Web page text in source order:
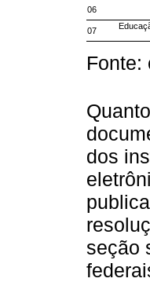
06
07
Fonte:
dos
seção